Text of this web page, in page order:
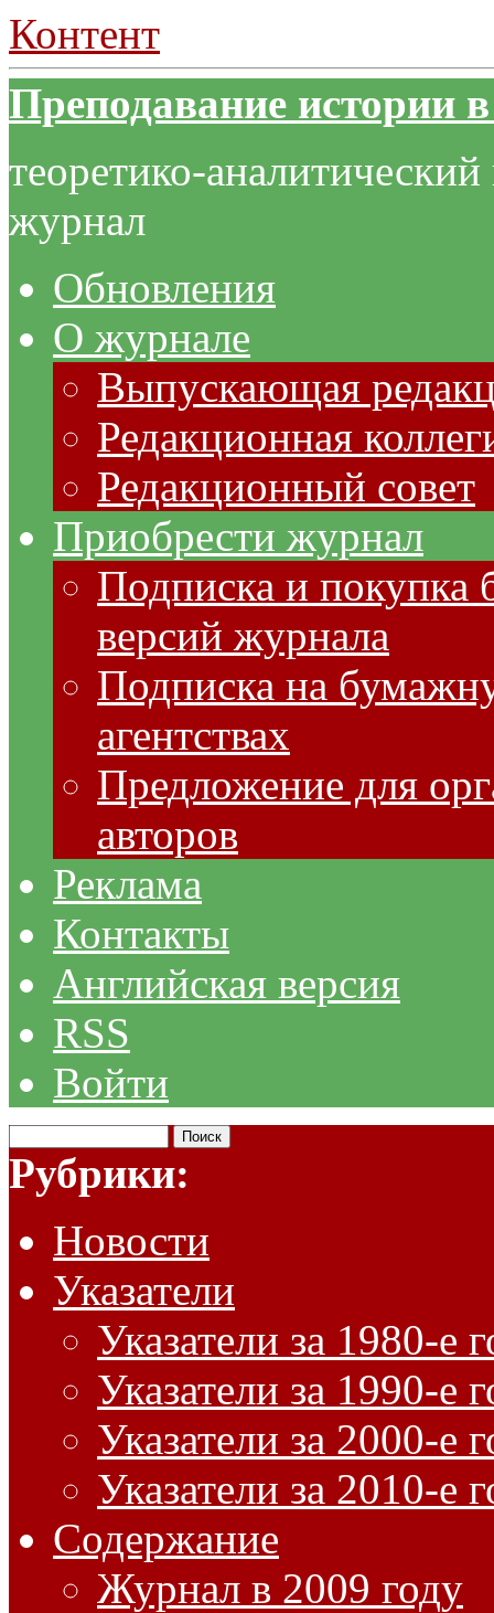
Контент
Преподавание истории
теоретико-
журнал
Обновления
О журнале
Выпускающая
Редакционная
Редакционный совет
Приобрести журнал
Подписка и покупка
версий журнала
Подписка на
агентствах
Предложение для
авторов
Реклама
Контакты
Английская версия
RSS
Войти
Рубрики:
Новости
Указатели
Указатели за 1980-е
Указатели за 1990-е
Указатели за 2000-е
Указатели за 2010-е
Содержание
Журнал в 2009 году